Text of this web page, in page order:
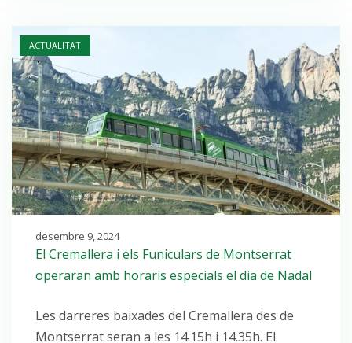
ACTUALITAT
desembre 9, 2024
El Cremallera i els Funiculars de Montserrat
operaran amb horaris especials el dia de Nadal
Les darreres baixades del Cremallera des de
Montserrat seran a les 14.15h i 14.35h. El